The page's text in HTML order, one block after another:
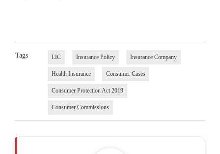
Tags LIC Insurance Policy Insurance Company
Health Insurance Consumer Cases
Consumer Protection Act 2019
Consumer Commissions